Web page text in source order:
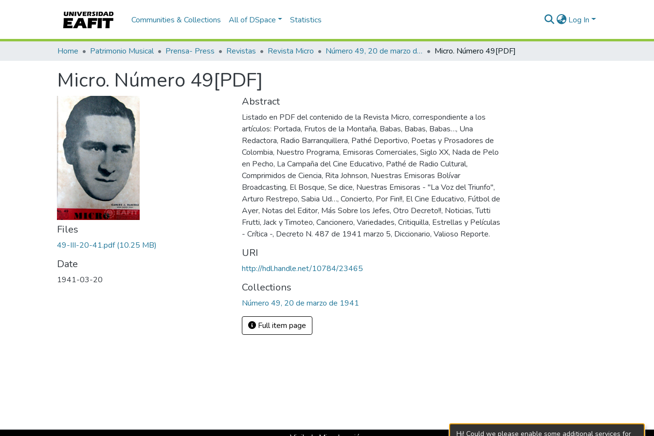
Communities & Collections All of DSpace Statistics Log In
Home Patrimonio Musical Prensa- Press Revistas Revista Micro Número 49, 20 de marzo de 1941 Micro. Número 49[PDF]
Micro. Número 49[PDF]
Files
49-III-20-41.pdf(10.25 MB)
Date
1941-03-20
Abstract
Listado en PDF del contenido de la Revista Micro, correspondiente a los
artículos: Portada, Frutos de la Montaña, Babas, Babas, Babas…, Una
Redactora, Radio Barranquillera, Pathé Deportivo, Poetas y Prosadores de
Colombia, Nuestro Programa, Emisoras Comerciales, Siglo XX, Nada de Pelo
en Pecho, La Campaña del Cine Educativo, Pathé de Radio Cultural,
Comprimidos de Ciencia, Rita Johnson, Nuestras Emisoras Bolívar
Broadcasting, El Bosque, Se dice, Nuestras Emisoras - "La Voz del Triunfo",
Arturo Restrepo, Sabia Ud…, Concierto, Por Fin!!, El Cine Educativo, Fútbol de
Ayer, Notas del Editor, Más Sobre los Jefes, Otro Decreto!!, Noticias, Tutti
Frutti, Jack y Timoteo, Cancionero, Variedades, Critiquilla, Estrellas y Películas
- Crítica -, Decreto N. 487 de 1941 marzo 5, Diccionario, Valioso Reporte.
URI
http://hdl.handle.net/10784/23465
Collections
Número 49, 20 de marzo de 1941
Full item page
Hi! Could we please enable some additional services for